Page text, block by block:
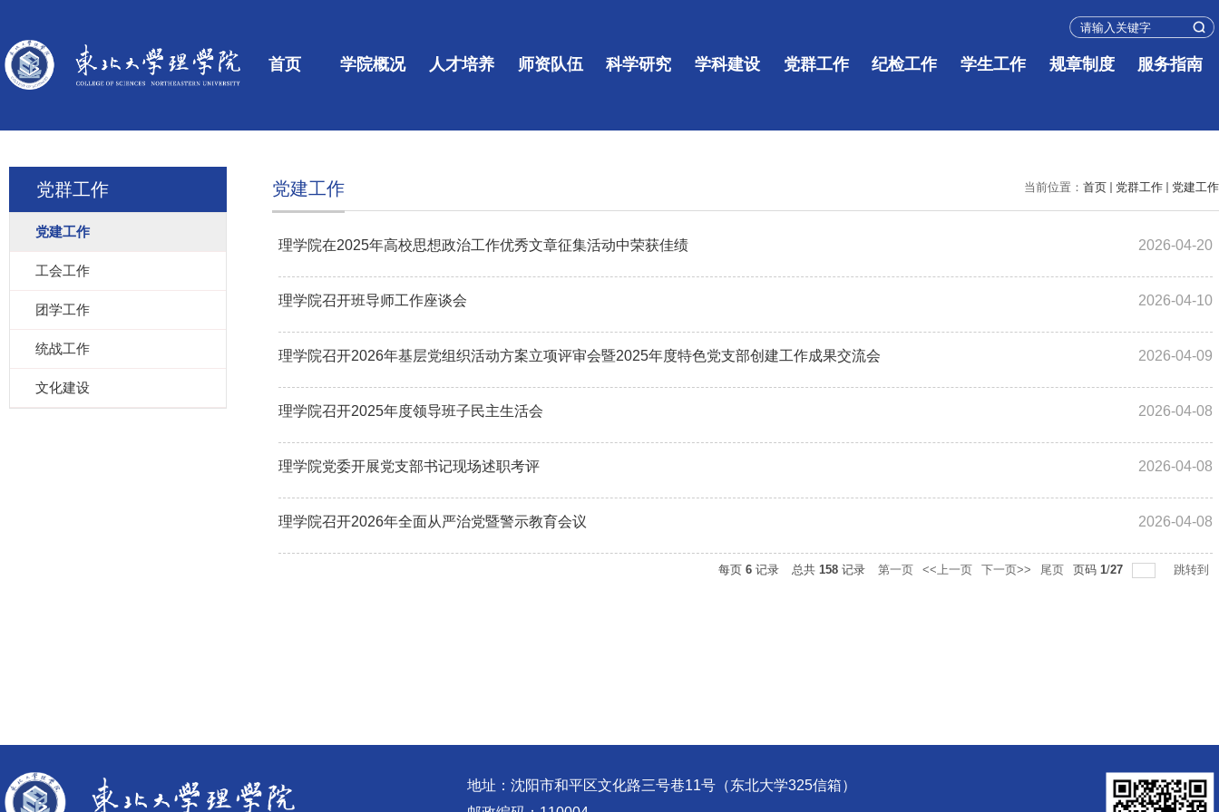
首页 学院概况 人才培养 师资队伍 科学研究 学科建设 党群工作 纪检工作 学生工作 规章制度 服务指南
党群工作
党建工作
工会工作
团学工作
统战工作
文化建设
当前位置： 首页 党群工作 党建工作
党建工作
理学院在2025年高校思想政治工作优秀文章征集活动中荣获佳绩 2026-04-20
理学院召开班导师工作座谈会 2026-04-10
理学院召开2026年基层党组织活动方案立项评审会暨2025年度特色党支部创建工作成果交流会 2026-04-09
理学院召开2025年度领导班子民主生活会 2026-04-08
理学院党委开展党支部书记现场述职考评 2026-04-08
理学院召开2026年全面从严治党暨警示教育会议 2026-04-08
每页 6 记录 总共 158 记录 第一页 <<上一页 下一页>> 尾页 页码 1/27 跳转到
地址：沈阳市和平区文化路三号巷11号（东北大学325信箱）